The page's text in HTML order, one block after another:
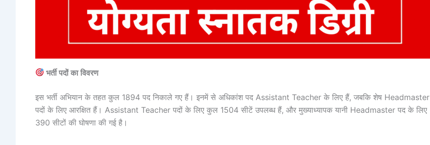
भर्ती पदों का विवरण
इस भर्ती अभियान के तहत कुल 1894 पद निकाले गए हैं। इनमें से अधिकांश पद Assistant Teacher के लिए हैं, जबकि शेष Headmaster
पदों के लिए आरक्षित हैं। Assistant Teacher पदों के लिए कुल 1504 सीटें उपलब्ध हैं, और मुख्याध्यापक यानी Headmaster पद के लिए
390 सीटों की घोषणा की गई है।